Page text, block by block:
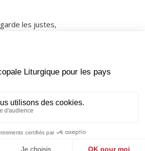
les justes,
as confié la terre aux hommes
et la travaillent, pour qu'ils
en s'entraidant, donne-nous de
tous. Par Jésus, le Christ, notre